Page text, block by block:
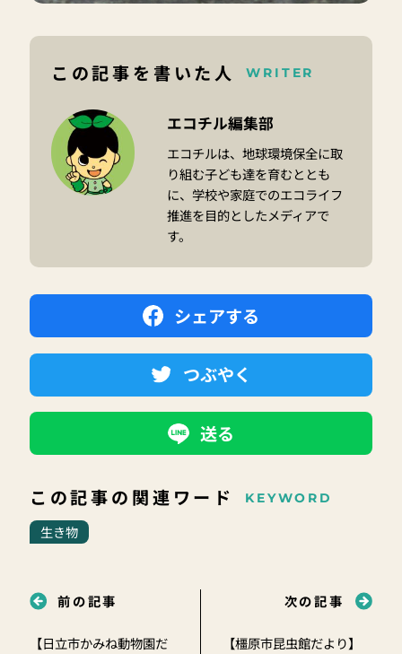
この記事を書いた人 WRITER
エコチル編集部
エコチルは、地球環境保全に取
り組む子ども達を育むととも
に、学校や家庭でのエコライフ
推進を目的としたメディアで
す。
シェアする
つぶやく
送る
この記事の関連ワード KEYWORD
生き物
前の記事
【日立市かみね動物園だ
次の記事
【橿原市昆虫館だより】